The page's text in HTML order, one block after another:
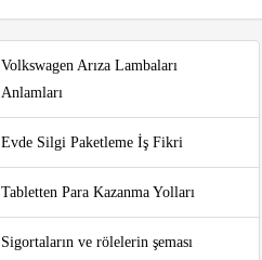
Volkswagen Arıza Lambaları
Anlamları
Evde Silgi Paketleme İş Fikri
Tabletten Para Kazanma Yolları
Sigortaların ve rölelerin şeması